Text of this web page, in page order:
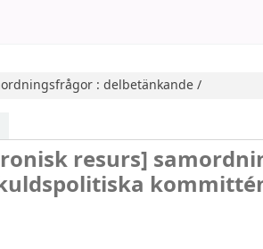
: delbetänkande /
resurs]